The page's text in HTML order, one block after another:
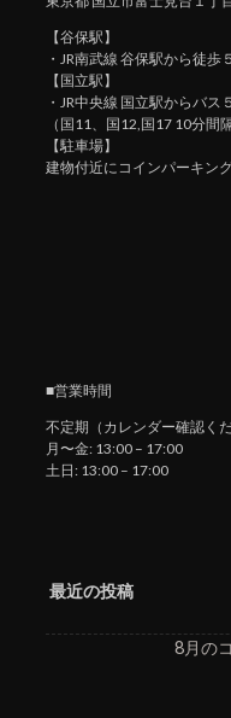
【谷保駅】
・JR南武線 谷保駅から徒歩
【国立駅】
・JR中央線 国立駅からバス
（国11、国12,国17 10分間
【駐車場】
建物付近にコインパーキン
■営業時間
不定期（カレンダー確認くだ
月〜金: 13:00 – 17:00
土日: 13:00 – 17:00
最近の投稿
8月の